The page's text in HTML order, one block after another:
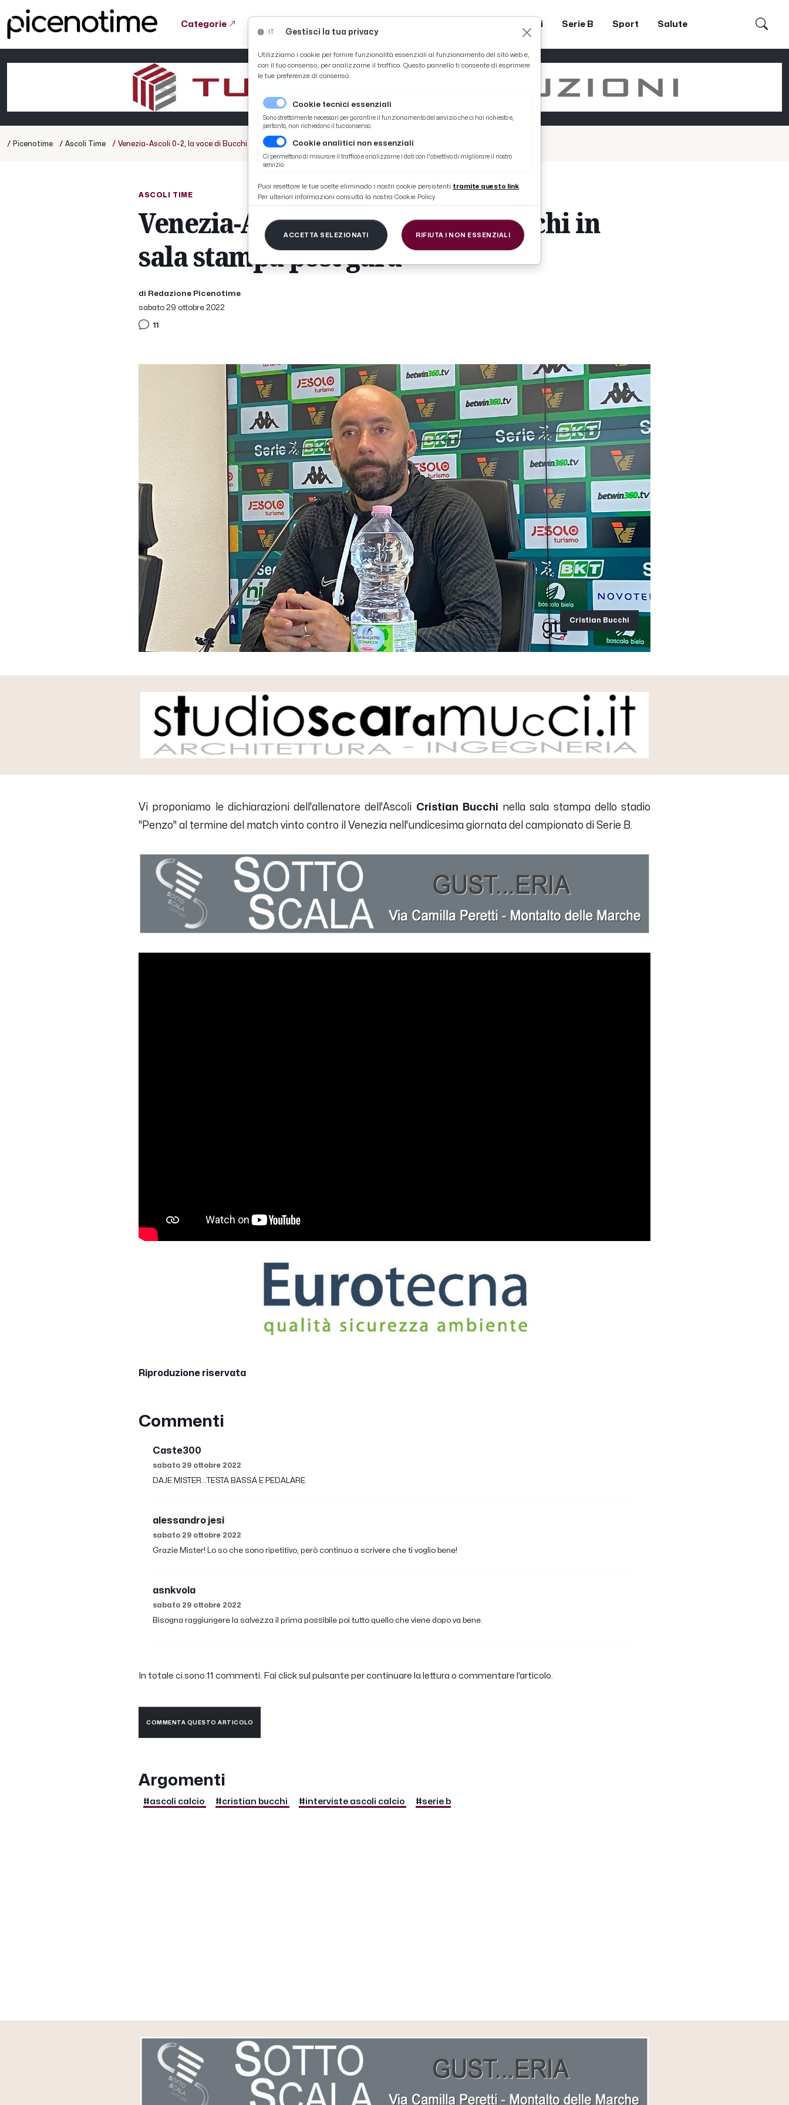
Categorie Coppa Teodori Serie B Sport Salute
/ Picenotime / Ascoli Time / Venezia-Ascoli 0-2, la voce di Bucchi in sala stampa post gara
ASCOLI TIME
Venezia-Ascoli 0-2, la voce di Bucchi in
sala stampa post gara
di Redazione Picenotime
sabato 29 ottobre 2022
11
Cristian Bucchi
Vi proponiamo le dichiarazioni dell'allenatore dell'Ascoli Cristian Bucchi nella sala stampa dello stadio
"Penzo" al termine del match vinto contro il Venezia nell'undicesima giornata del campionato di Serie B.
Riproduzione riservata
Commenti
Caste300
sabato 29 ottobre 2022
DAJE MISTER...TESTA BASSA E PEDALARE
alessandro jesi
sabato 29 ottobre 2022
Grazie Mister! Lo so che sono ripetitivo, però continuo a scrivere che ti voglio bene!
asnkvola
sabato 29 ottobre 2022
Bisogna raggiungere la salvezza il prima possibile poi tutto quello che viene dopo va bene.
In totale ci sono 11 commenti. Fai click sul pulsante per continuare la lettura o commentare l’articolo.
COMMENTA QUESTO ARTICOLO
Argomenti
#ascoli calcio #cristian bucchi #interviste ascoli calcio #serie b
Gestisci la tua privacy
Utilizziamo i cookie per fornire funzionalità essenziali al funzionamento del sito web e,
con il tuo consenso, per analizzarne il traffico. Questo pannello ti consente di esprimere
le tue preferenze di consenso.
Cookie tecnici essenziali
Sono strettamente necessari per garantire il funzionamento del servizio che ci hai richiesto e,
pertanto, non richiedono il tuo consenso.
Cookie analitici non essenziali
Ci permettono di misurare il traffico e analizzarne i dati con l'obiettivo di migliorare il nostro
servizio.
Puoi resettare le tue scelte eliminado i nostri cookie persistenti tramite questo link.
Per ulteriori informazioni consulta la nostra Cookie Policy.
ACCETTA SELEZIONATI RIFIUTA I NON ESSENZIALI